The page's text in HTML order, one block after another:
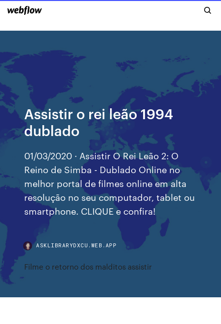
Assistir o rei leão 1994
dublado
01/03/2020 · Assistir O Rei Leão 2: O
Reino de Simba - Dublado Online no
melhor portal de filmes online em alta
resolução no seu computador, tablet ou
smartphone. CLIQUE e confira!
ASKLIBRARYDXCU.WEB.APP
Filme o retorno dos malditos assistir